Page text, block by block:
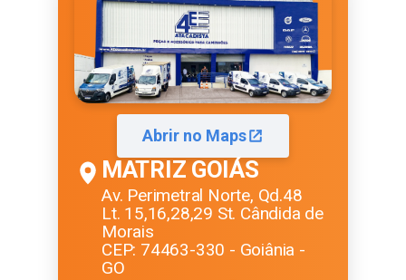
Abrir no Maps
MATRIZ GOIÁS
Av. Perimetral Norte, Qd.48
Lt. 15,16,28,29 St. Cândida de
Morais
CEP: 74463-330 - Goiânia -
GO